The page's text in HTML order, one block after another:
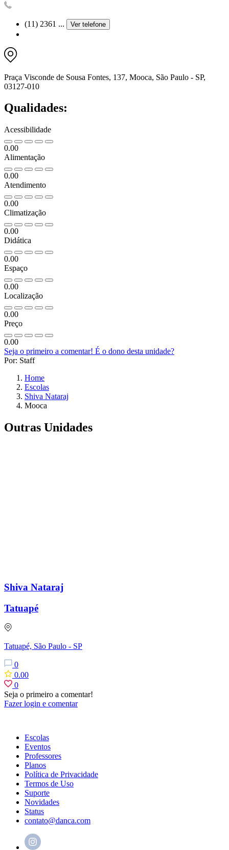
(11) 2361 ... Ver telefone
Praça Visconde de Sousa Fontes, 137, Mooca, São Paulo - SP,
03127-010
Qualidades:
Acessibilidade
0.00
Alimentação
0.00
Atendimento
0.00
Climatização
0.00
Didática
0.00
Espaço
0.00
Localização
0.00
Preço
0.00
Seja o primeiro a comentar! É o dono desta unidade?
Por: Staff
Home
Escolas
Shiva Nataraj
Mooca
Outras Unidades
Shiva Nataraj
Tatuapé
Tatuapé, São Paulo - SP
0
0.00
0
Seja o primeiro a comentar!
Fazer login e comentar
Escolas
Eventos
Professores
Planos
Política de Privacidade
Termos de Uso
Suporte
Novidades
Status
contato@danca.com